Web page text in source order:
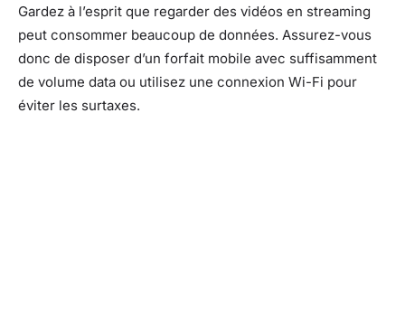
Gardez à l’esprit que regarder des vidéos en streaming
peut consommer beaucoup de données. Assurez-vous
donc de disposer d’un forfait mobile avec suffisamment
de volume data ou utilisez une connexion Wi-Fi pour
éviter les surtaxes.